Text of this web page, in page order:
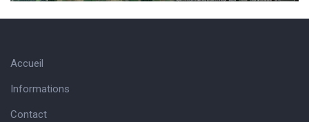
Accueil
Informations
Contact